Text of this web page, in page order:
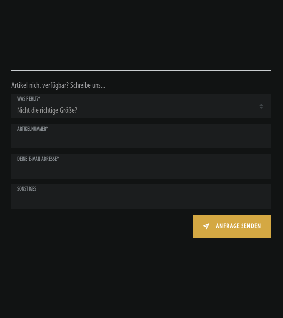
Artikel nicht verfügbar? Schreibe uns...
WAS FEHLT?*
ARTIKELNUMMER*
DEINE E-MAIL ADRESSE*
SONSTIGES
ANFRAGE SENDEN